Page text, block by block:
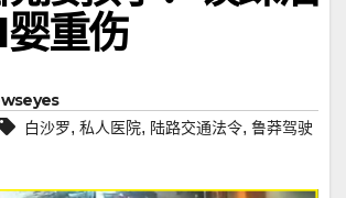
婴重伤
白沙罗, 私人医院, 陆路交通法令, 鲁莽驾驶